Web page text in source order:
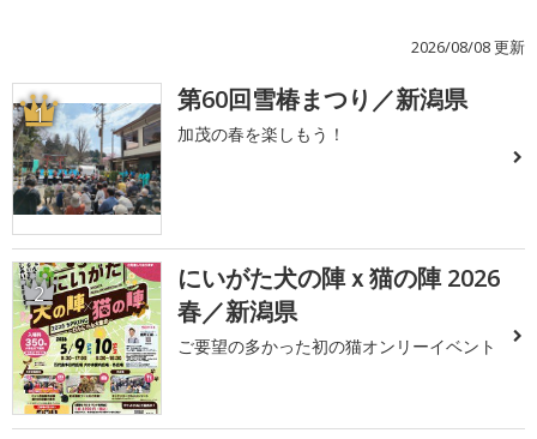
2026/08/08 更新
1 第60回雪椿まつり／新潟県
加茂の春を楽しもう！
2
にいがた犬の陣ｘ猫の陣 2026
春／新潟県
ご要望の多かった初の猫オンリーイベント